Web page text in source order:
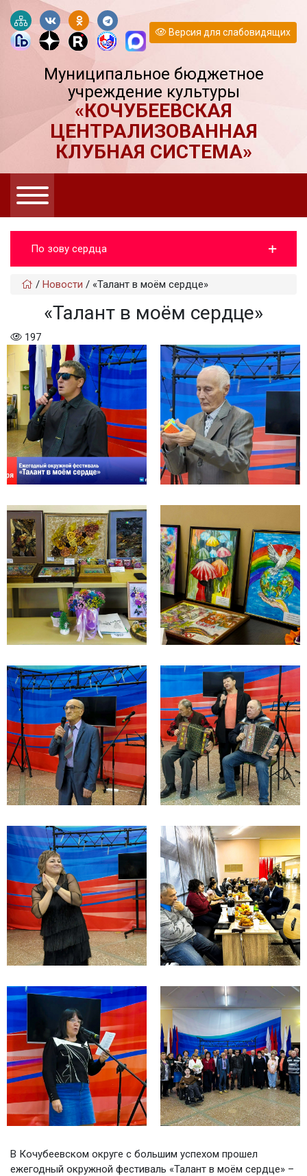
Версия для слабовидящих
Муниципальное бюджетное
учреждение культуры
«КОЧУБЕЕВСКАЯ
ЦЕНТРАЛИЗОВАННАЯ
КЛУБНАЯ СИСТЕМА»
По зову сердца
/ Новости / «Талант в моём сердце»
«Талант в моём сердце»
197
В Кочубеевском округе с большим успехом прошел
ежегодный окружной фестиваль «Талант в моём сердце» –